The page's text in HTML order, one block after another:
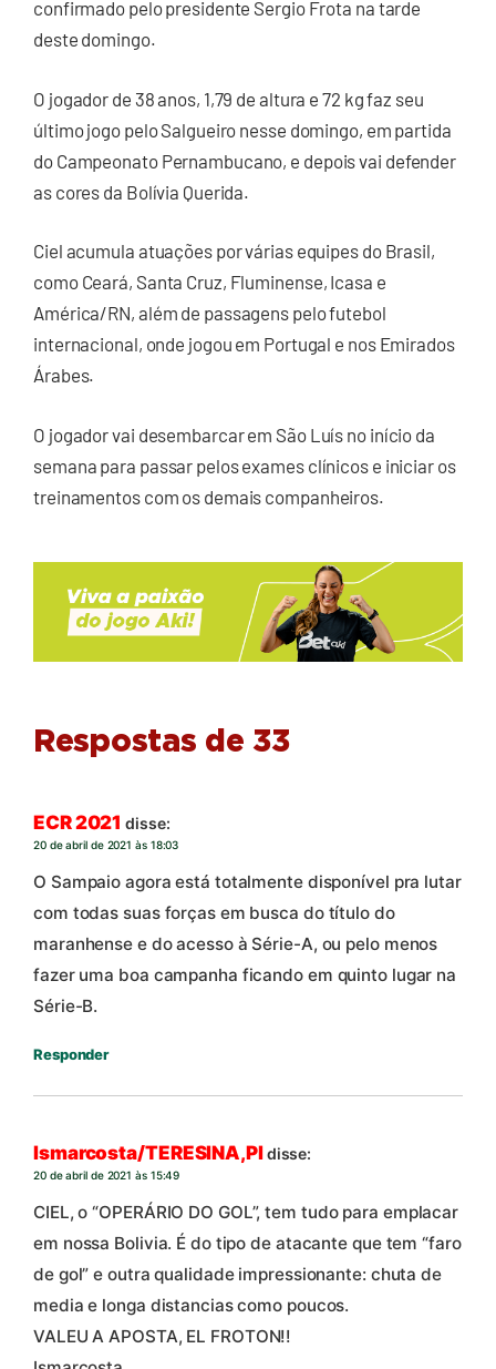
confirmado pelo presidente Sergio Frota na tarde
deste domingo.
O jogador de 38 anos, 1,79 de altura e 72 kg faz seu
último jogo pelo Salgueiro nesse domingo, em partida
do Campeonato Pernambucano, e depois vai defender
as cores da Bolívia Querida.
Ciel acumula atuações por várias equipes do Brasil,
como Ceará, Santa Cruz, Fluminense, Icasa e
América/RN, além de passagens pelo futebol
internacional, onde jogou em Portugal e nos Emirados
Árabes.
O jogador vai desembarcar em São Luís no início da
semana para passar pelos exames clínicos e iniciar os
treinamentos com os demais companheiros.
Respostas de 33
ECR 2021 disse:
20 de abril de 2021 às 18:03
O Sampaio agora está totalmente disponível pra lutar
com todas suas forças em busca do título do
maranhense e do acesso à Série-A, ou pelo menos
fazer uma boa campanha ficando em quinto lugar na
Série-B.
Responder
Ismarcosta/TERESINA,PIdisse:
20 de abril de 2021 às 15:49
CIEL, o “OPERÁRIO DO GOL”, tem tudo para emplacar
em nossa Bolivia. É do tipo de atacante que tem “faro
de gol” e outra qualidade impressionante: chuta de
media e longa distancias como poucos.
VALEU A APOSTA, EL FROTON!!